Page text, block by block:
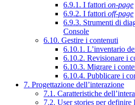
6.9.1. I fattori on-page
6.9.2. I fattori off-page
6.9.3. Strumenti di
Console
6.10. Gestire i contenuti
6.10.1. L’inventario
6.10.2. Revisionare i
6.10.3. Migrare i
6.10.4. Pubblicare i
7. Progettazione dell’interazione
7.1. Caratteristiche
7.2. User stories per definire